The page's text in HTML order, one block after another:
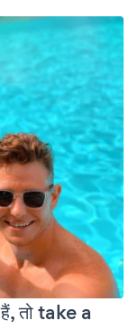
तो take a